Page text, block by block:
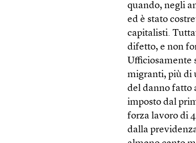
quando, negli
ed è stato
capitalisti.
difetto, e non
Ufficiosamente
migranti, più di
del danno fatto
imposto dal
forza lavoro di
dalla